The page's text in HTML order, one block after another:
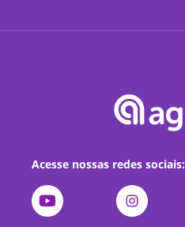
Acesse nossas redes sociais: